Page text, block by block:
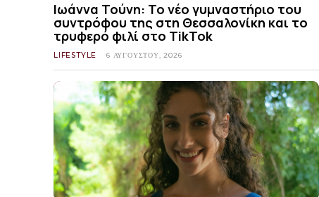
Ιωάννα Τούνη: Το νέο γυμναστήριο του
συντρόφου της στη Θεσσαλονίκη και το
τρυφερό φιλί στο TikTok
LIFESTYLE 6 ΑΥΓΟΎΣΤΟΥ, 2026